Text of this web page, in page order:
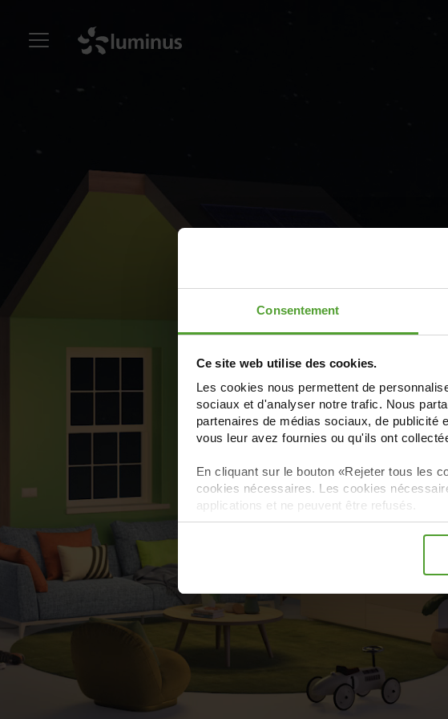
Consentement
Ce site web utilise des cookies.
Les cookies nous permettent de
sociaux et d'analyser notre trafic. Nous
partenaires de médias sociaux, de publicité
vous leur avez fournies ou qu'ils ont
En cliquant sur le bouton «Rejeter tous les
cookies nécessaires. Les cookies
applications et ne peuvent être refusés.